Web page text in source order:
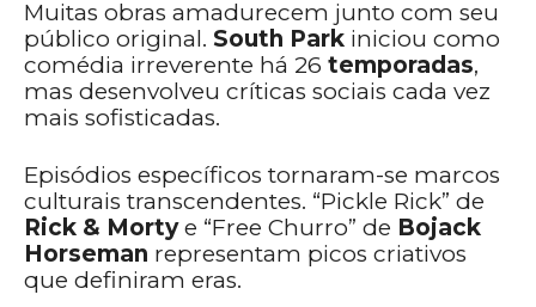
Muitas obras amadurecem junto com seu
público original. South Park iniciou como
comédia irreverente há 26 temporadas,
mas desenvolveu críticas sociais cada vez
mais sofisticadas.
Episódios específicos tornaram-se marcos
culturais transcendentes. “Pickle Rick” de
Rick & Mortye “Free Churro” de Bojack
Horseman representam picos criativos
que definiram eras.